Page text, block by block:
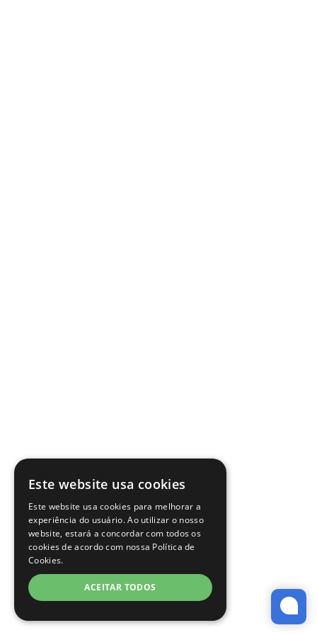
Este website usa cookies
Este website usa cookies para melhorar a
experiência do usuário. Ao utilizar o nosso
website, estará a concordar com todos os
cookies de acordo com nossa Política de
Cookies.
ACEITAR TODOS